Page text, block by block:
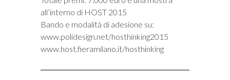
all’interno di HOST 2015
Bando e modalità di adesione su:
www.polidesign.net/hosthinking2015
www.host.fieramilano.it/hosthinking